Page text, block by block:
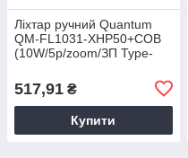
Ліхтар ручний Quantum
QM-FL1031-XHP50+COB
(10W/5р/zoom/ЗП Type-
517,91 ₴
Купити